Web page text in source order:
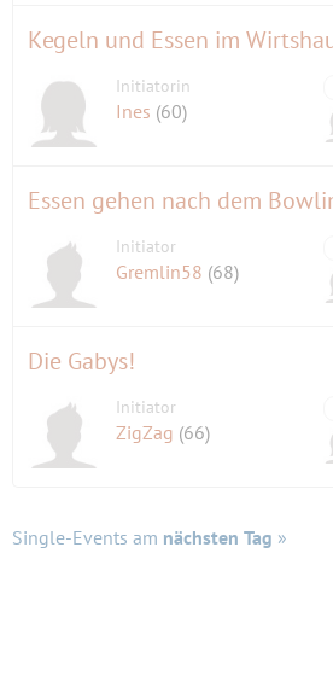
Kegeln und Essen im
Initiatorin
Ines (60)
Essen gehen nach dem
Initiator
Gremlin58 (68)
Die Gabys!
Initiator
ZigZag (66)
Single-Events am nächsten Tag »